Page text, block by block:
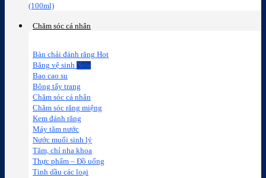
(100ml)
Chăm sóc cá nhân
Bàn chải đánh răng
Băng vệ sinh
Bao cao su
Bông tẩy trang
Chăm sóc cá nhân
Chăm sóc răng miệng
Kem đánh răng
Máy tăm nước
Nước muối sinh lý
Tăm, chỉ nha khoa
Thực phẩm – Đồ uống
Tinh dầu các loại